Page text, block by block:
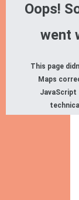
Oops!
went
This page
Maps